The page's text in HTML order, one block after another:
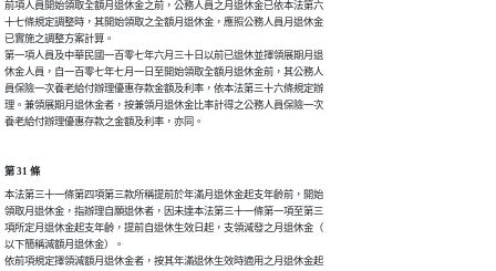
前項人員開始領取全額月退休金之前，公務人員之月退休金已依本法第六
十七條規定調整時，其開始領取之全額月退休金，應照公務人員月退休金
已實施之調整方案計算。
第一項人員及中華民國一百零七年六月三十日以前已退休並擇領展期月退
休金人員，自一百零七年七月一日至開始領取全額月退休金前，其公務人
員保險一次養老給付辦理優惠存款金額及利率，依本法第三十六條規定辦
理。兼領展期月退休金者，按兼領月退休金比率計得之公務人員保險一次
養老給付辦理優惠存款之金額及利率，亦同。
第 31 條
本法第三十一條第四項第三款所稱提前於年滿月退休金起支年齡前，開始
領取月退休金，指辦理自願退休者，因未達本法第三十一條第一項至第三
項所定月退休金起支年齡，提前自退休生效日起，支領減發之月退休金（
以下簡稱減額月退休金）。
依前項規定擇領減額月退休金者，按其年滿退休生效時適用之月退休金起